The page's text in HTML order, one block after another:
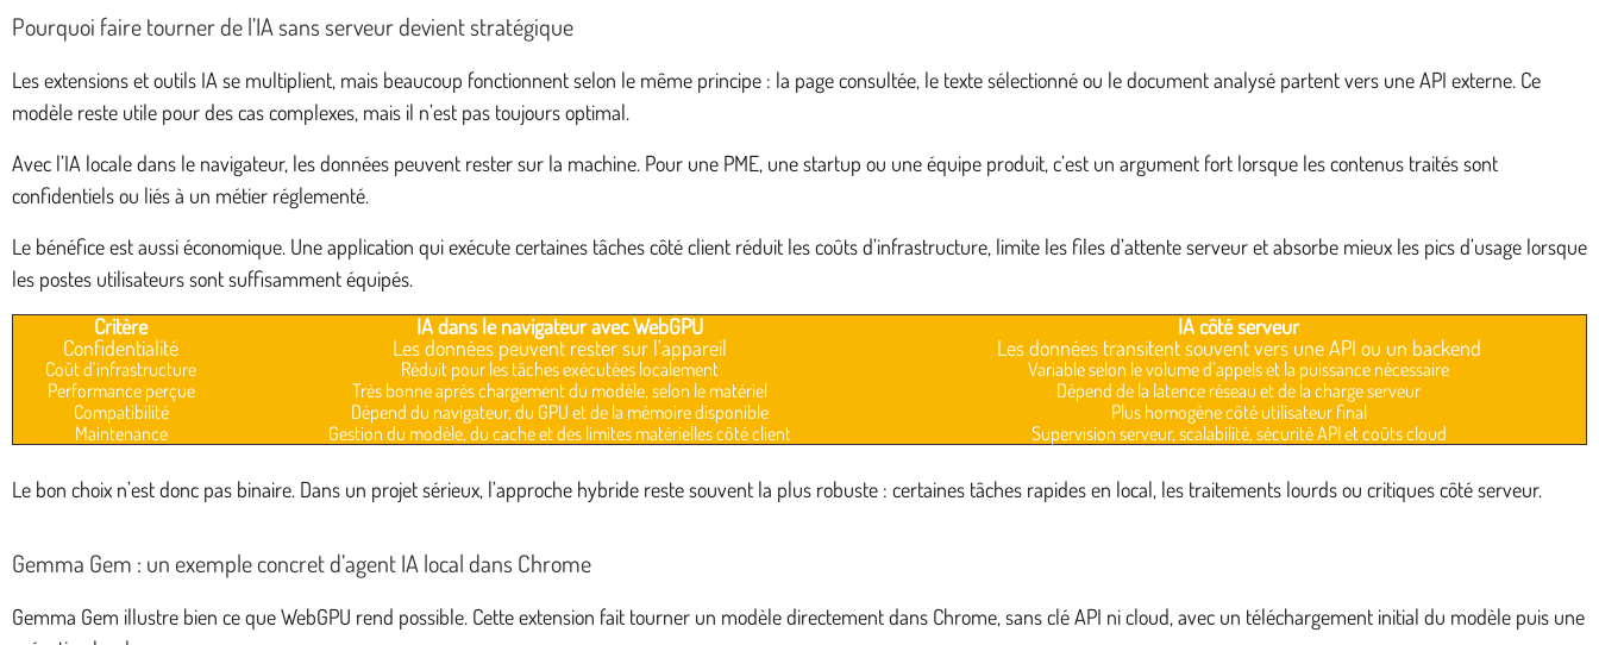
Pourquoi faire tourner de l’IA sans serveur devient stratégique
Les extensions et outils IA se multiplient, mais beaucoup fonctionnent selon le même principe : la page consultée, le texte sélectionné ou le document analysé partent vers une API externe. Ce
modèle reste utile pour des cas complexes, mais il n’est pas toujours optimal.
Avec l’IA locale dans le navigateur, les données peuvent rester sur la machine. Pour une PME, une startup ou une équipe produit, c’est un argument fort lorsque les contenus traités sont
confidentiels ou liés à un métier réglementé.
Le bénéfice est aussi économique. Une application qui exécute certaines tâches côté client réduit les coûts d’infrastructure, limite les files d’attente serveur et absorbe mieux les pics d’usage lorsque
les postes utilisateurs sont suffisamment équipés.
Critère
IA dans le navigateur avec WebGPU
IA côté serveur
Confidentialité
Les données peuvent rester sur l’appareil Les données transitent souvent vers une API ou un backend
Coût d’infrastructure Réduit pour les tâches exécutées localement
Variable selon le volume d’appels et la puissance nécessaire
Performance perçue
Très bonne après chargement du modèle, selon le matériel
Dépend de la latence réseau et de la charge serveur
Compatibilité
Dépend du navigateur, du GPU et de la mémoire disponible
Plus homogène côté utilisateur final
Maintenance
Gestion du modèle, du cache et des limites matérielles côté client Supervision serveur, scalabilité, sécurité API et coûts cloud
Le bon choix n’est donc pas binaire. Dans un projet sérieux, l’approche hybride reste souvent la plus robuste : certaines tâches rapides en local, les traitements lourds ou critiques côté serveur.
Gemma Gem : un exemple concret d’agent IA local dans Chrome
Gemma Gem illustre bien ce que WebGPU rend possible. Cette extension fait tourner un modèle directement dans Chrome, sans clé API ni cloud, avec un téléchargement initial du modèle puis une